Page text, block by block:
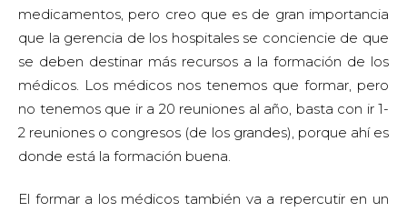
medicamentos, pero creo que es de gran importancia
que la gerencia de los hospitales se conciencie de que
se deben destinar más recursos a la formación de los
médicos. Los médicos nos tenemos que formar, pero
no tenemos que ir a 20 reuniones al año, basta con ir 1-
2 reuniones o congresos (de los grandes), porque ahí es
donde está la formación buena.
El formar a los médicos también va a repercutir en un